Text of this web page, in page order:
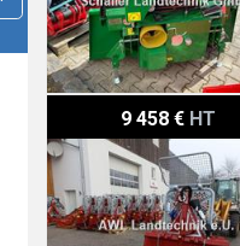
9 458 € HT
Tajfun EGV 85 AHK SG +